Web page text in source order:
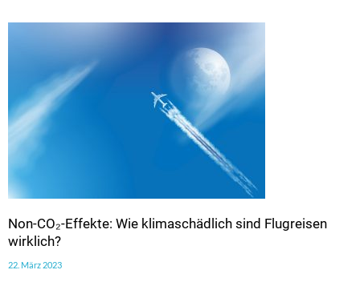
Non-CO₂-Effekte: Wie klimaschädlich sind Flugreisen
wirklich?
22. März 2023